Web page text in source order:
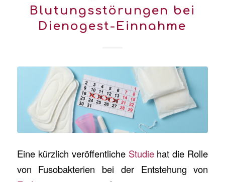
Blutungsstörungen bei
Dienogest-Einnahme
Eine kürzlich veröffentliche Studiehat die Rolle
von Fusobakterien bei der Entstehung von